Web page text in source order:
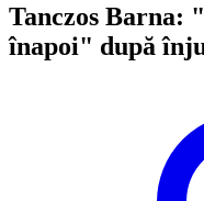
Tanczos Barna:
înapoi" după